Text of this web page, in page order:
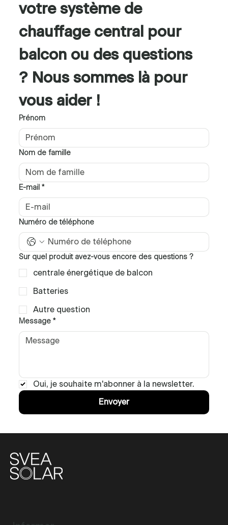
votre système de
chauffage central pour
balcon ou des questions
? Nous sommes là pour
vous aider !
Prénom
Nom de famille
E-mail *
Numéro de téléphone
Sur quel produit avez-vous encore des questions ?
centrale énergétique de balcon
Batteries
Autre question
Message *
Oui, je souhaite m'abonner à la newsletter.
Envoyer